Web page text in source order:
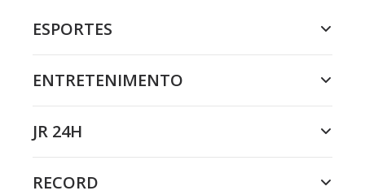
ESPORTES
ENTRETENIMENTO
JR 24H
RECORD